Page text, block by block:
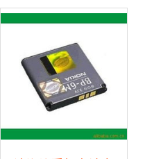
L1F2HVU，外贸订
单无忧